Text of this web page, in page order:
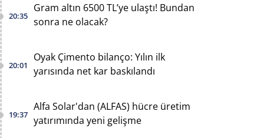
20:35
Gram altın 6500 TL’ye ulaştı! Bundan
sonra ne olacak?
20:01
Oyak Çimento bilanço: Yılın ilk
yarısında net kar baskılandı
19:37
Alfa Solar'dan (ALFAS) hücre üretim
yatırımında yeni gelişme